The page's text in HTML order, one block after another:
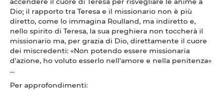
Dio; il rapporto tra Teresa e il missionario non è più
diretto, come lo immagina Roulland, ma indiretto e,
nello spirito di Teresa, la sua preghiera non toccherà il
missionario ma, per grazia di Dio, direttamente il cuore
dei miscredenti: «Non potendo essere missionaria
d'azione, ho voluto esserlo nell'amore e nella penitenza»
…
Per approfondimenti: